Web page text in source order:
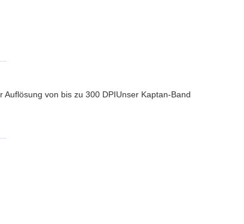
von bis zu 300 DPIUnser Kaptan-Band